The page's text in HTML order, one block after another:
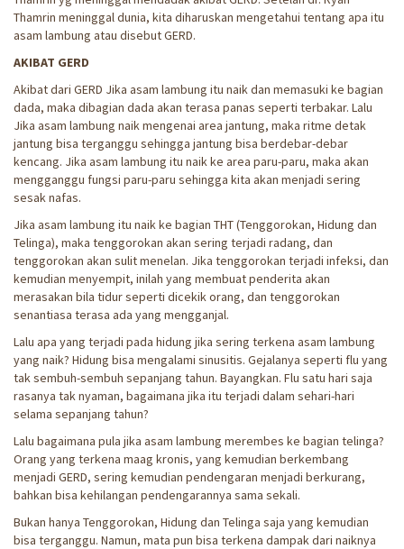
Thamrin meninggal dunia, kita diharuskan mengetahui tentang apa itu
asam lambung atau disebut GERD.
AKIBAT GERD
Akibat dari GERD Jika asam lambung itu naik dan memasuki ke bagian
dada, maka dibagian dada akan terasa panas seperti terbakar. Lalu
Jika asam lambung naik mengenai area jantung, maka ritme detak
jantung bisa terganggu sehingga jantung bisa berdebar-debar
kencang. Jika asam lambung itu naik ke area paru-paru, maka akan
mengganggu fungsi paru-paru sehingga kita akan menjadi sering
sesak nafas.
Jika asam lambung itu naik ke bagian THT (Tenggorokan, Hidung dan
Telinga), maka tenggorokan akan sering terjadi radang, dan
tenggorokan akan sulit menelan. Jika tenggorokan terjadi infeksi, dan
kemudian menyempit, inilah yang membuat penderita akan
merasakan bila tidur seperti dicekik orang, dan tenggorokan
senantiasa terasa ada yang mengganjal.
Lalu apa yang terjadi pada hidung jika sering terkena asam lambung
yang naik? Hidung bisa mengalami sinusitis. Gejalanya seperti flu yang
tak sembuh-sembuh sepanjang tahun. Bayangkan. Flu satu hari saja
rasanya tak nyaman, bagaimana jika itu terjadi dalam sehari-hari
selama sepanjang tahun?
Lalu bagaimana pula jika asam lambung merembes ke bagian telinga?
Orang yang terkena maag kronis, yang kemudian berkembang
menjadi GERD, sering kemudian pendengaran menjadi berkurang,
bahkan bisa kehilangan pendengarannya sama sekali.
Bukan hanya Tenggorokan, Hidung dan Telinga saja yang kemudian
bisa terganggu. Namun, mata pun bisa terkena dampak dari naiknya